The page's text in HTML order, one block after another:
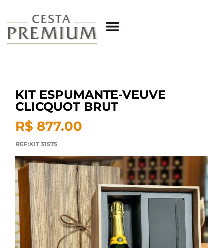
KIT ESPUMANTE-VEUVE
CLICQUOT BRUT
R$ 877.00
REF:KIT 31575